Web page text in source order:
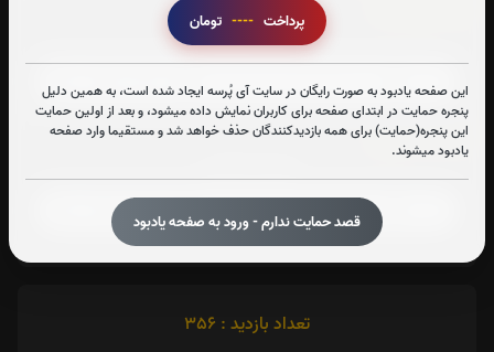
پرداخت ----
این صفحه یادبود به صورت رایگان در سایت آی پُرسه ایجاد شده است، به همین دلیل
پنجره حمایت در ابتدای صفحه برای کاربران نمایش داده میشود، و بعد از اولین حمایت
این پنجره(حمایت) برای همه بازدیدکنندگان حذف خواهد شد و مستقیما وارد صفحه
یادبود میشوند.
قصد حمایت ندارم - ورود به صفحه یادبود
صوت سوره واقعه
آیت الکرسی:
صوت آیت الکرسی
تعداد بازدید : 356